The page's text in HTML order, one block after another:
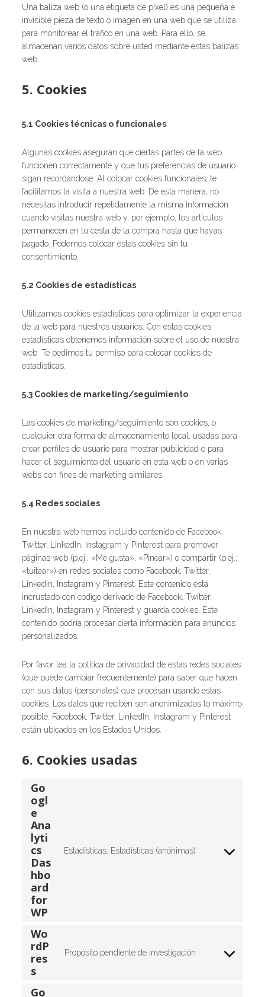
Una baliza web (o una etiqueta de píxel) es una pequeña e
invisible pieza de texto o imagen en una web que se utiliza
para monitorear el tráfico en una web. Para ello, se
almacenan varios datos sobre usted mediante estas balizas
web.
5. Cookies
5.1 Cookies técnicas o funcionales
Algunas cookies aseguran que ciertas partes de la web
funcionen correctamente y que tus preferencias de usuario
sigan recordándose. Al colocar cookies funcionales, te
facilitamos la visita a nuestra web. De esta manera, no
necesitas introducir repetidamente la misma información
cuando visitas nuestra web y, por ejemplo, los artículos
permanecen en tu cesta de la compra hasta que hayas
pagado. Podemos colocar estas cookies sin tu
consentimiento.
5.2 Cookies de estadísticas
Utilizamos cookies estadísticas para optimizar la experiencia
de la web para nuestros usuarios. Con estas cookies
estadísticas obtenemos información sobre el uso de nuestra
web. Te pedimos tu permiso para colocar cookies de
estadísticas.
5.3 Cookies de marketing/seguimiento
Las cookies de marketing/seguimiento son cookies, o
cualquier otra forma de almacenamiento local, usadas para
crear perfiles de usuario para mostrar publicidad o para
hacer el seguimiento del usuario en esta web o en varias
webs con fines de marketing similares.
5.4 Redes sociales
En nuestra web hemos incluido contenido de Facebook,
Twitter, LinkedIn, Instagram y Pinterest para promover
páginas web (p.ej.: «Me gusta», «Pinear») o compartir (p.ej.:
«tuitear») en redes sociales como Facebook, Twitter,
LinkedIn, Instagram y Pinterest. Este contenido está
incrustado con código derivado de Facebook, Twitter,
LinkedIn, Instagram y Pinterest y guarda cookies. Este
contenido podría procesar cierta información para anuncios
personalizados.
Por favor lea la política de privacidad de estas redes sociales
(que puede cambiar frecuentemente) para saber que hacen
con sus datos (personales) que procesan usando estas
cookies. Los datos que reciben son anonimizados lo máximo
posible. Facebook, Twitter, LinkedIn, Instagram y Pinterest
están ubicados en los Estados Unidos.
6. Cookies usadas
Go
ogl
e
Ana
lyti
cs
Das
hbo
ard
for
WP
Estadísticas, Estadísticas (anónimas)
Wo
rdP
res
s
Propósito pendiente de investigación
Go